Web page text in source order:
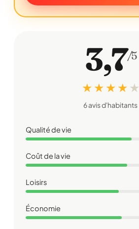
3,7/5
★ ★ ★ ★ ★
6 avis d'habitants
Qualité de vie
Coût de la vie
Loisirs
Économie